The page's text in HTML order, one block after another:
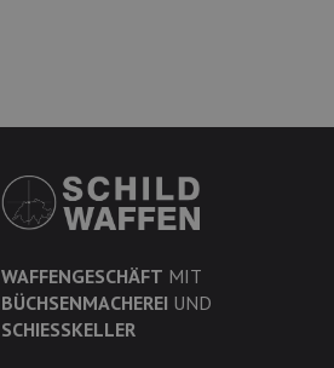
WAFFENGESCHÄFT MIT
BÜCHSENMACHEREI UND
SCHIESSKELLER